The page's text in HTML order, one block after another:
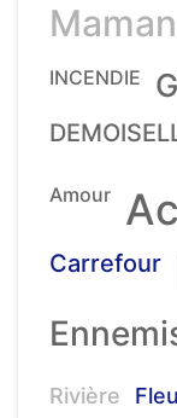
Maman
INCENDIE
Amour
Carrefour
Rivière